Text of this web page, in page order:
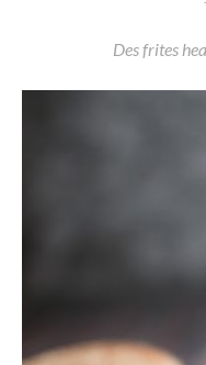
Des frites